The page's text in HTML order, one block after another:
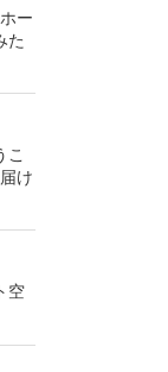
ー
た
こ
け
空